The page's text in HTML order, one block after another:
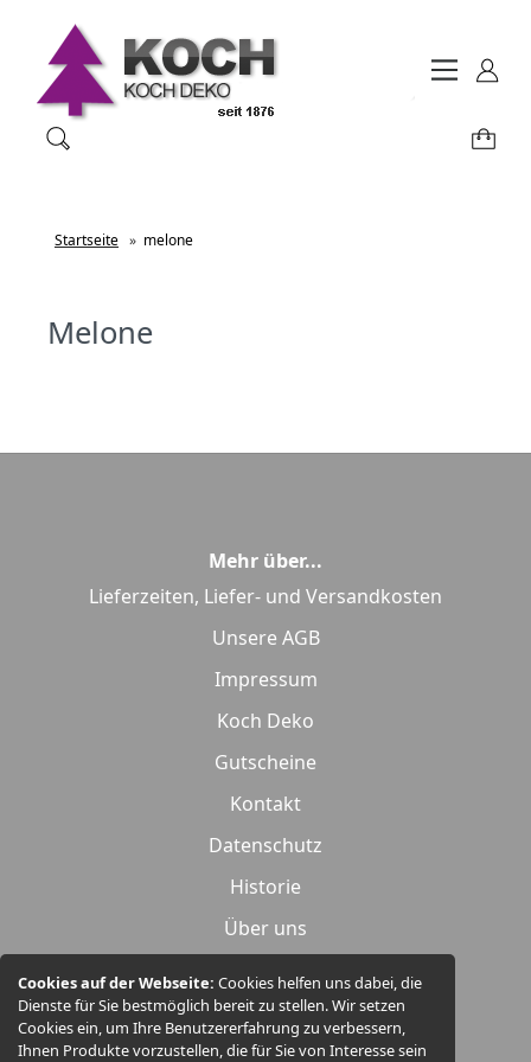
Cookies auf der Webseite:Cookies helfen uns dabei, die
Dienste für Sie bestmöglich bereit zu stellen. Wir setzen
Cookies ein, um Ihre Benutzererfahrung zu verbessern,
Ihnen Produkte vorzustellen, die für Sie von Interesse sein
Startseite » melone
Melone
Mehr über...
Lieferzeiten, Liefer- und Versandkosten
Unsere AGB
Impressum
Koch Deko
Gutscheine
Kontakt
Datenschutz
Historie
Über uns
Produktübersicht